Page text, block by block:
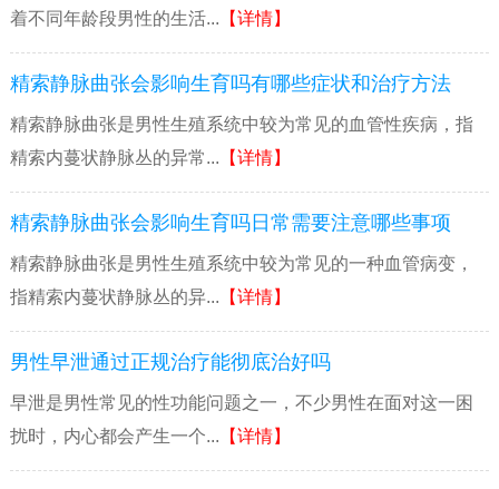
着不同年龄段男性的生活... 【详情】
精索静脉曲张会影响生育吗有哪些症状和治疗方法
精索静脉曲张是男性生殖系统中较为常见的血管性疾病，指
精索内蔓状静脉丛的异常... 【详情】
精索静脉曲张会影响生育吗日常需要注意哪些事项
精索静脉曲张是男性生殖系统中较为常见的一种血管病变，
指精索内蔓状静脉丛的异... 【详情】
男性早泄通过正规治疗能彻底治好吗
早泄是男性常见的性功能问题之一，不少男性在面对这一困
扰时，内心都会产生一个... 【详情】